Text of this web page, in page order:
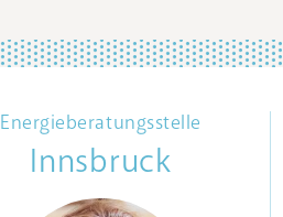
Energieberatungsstelle
Innsbruck